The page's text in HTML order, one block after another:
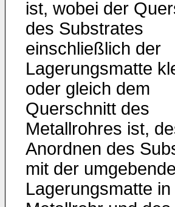
ist, wobei der
des Substrates
einschließlich der
Lagerungsmatte
oder gleich dem
Querschnitt des
Metallrohres ist,
Anordnen des
mit der
Lagerungsmatte in